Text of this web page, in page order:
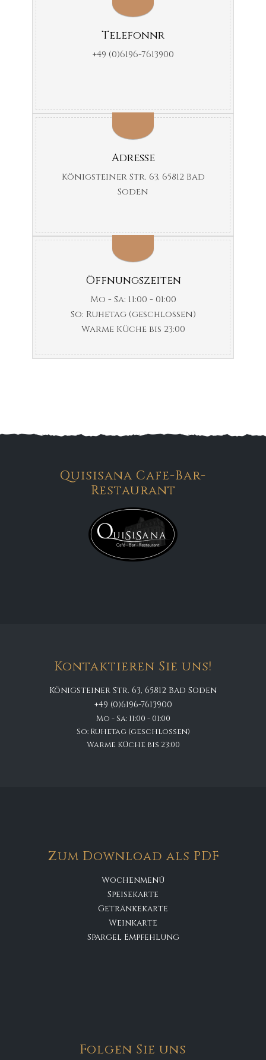
Telefonnr
+49 (0)6196-7613900
Adresse
Königsteiner Str. 63, 65812 Bad
Soden
Öffnungszeiten
Mo - Sa: 11:00 - 01:00
So: Ruhetag (geschlossen)
Warme Küche bis 23:00
Quisisana Cafe-Bar-
Restaurant
Kontaktieren Sie uns!
Königsteiner Str. 63, 65812 Bad Soden
+49 (0)6196-7613900
Mo - Sa: 11:00 - 01:00
So: Ruhetag (geschlossen)
Warme Küche bis 23:00
Zum Download als PDF
Wochenmenü
Speisekarte
Getränkekarte
Weinkarte
Spargel Empfehlung
Folgen Sie uns